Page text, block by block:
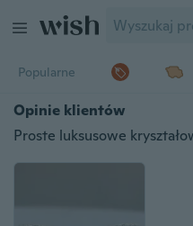
Popularne
Opinie klientów